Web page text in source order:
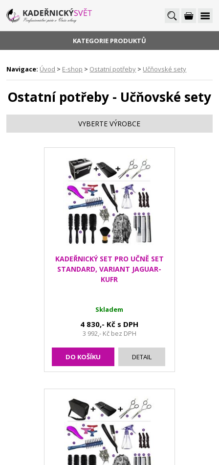
KATEGORIE PRODUKTŮ
Navigace: Úvod > E-shop > Ostatní potřeby > Učňovské sety
Ostatní potřeby - Učňovské sety
VYBERTE VÝROBCE
KADEŘNICKÝ SET PRO UČNĚ SET
STANDARD, VARIANT JAGUAR-
KUFR
Skladem
4 830,- Kč s DPH
3 992,- Kč bez DPH
DO KOŠÍKU DETAIL